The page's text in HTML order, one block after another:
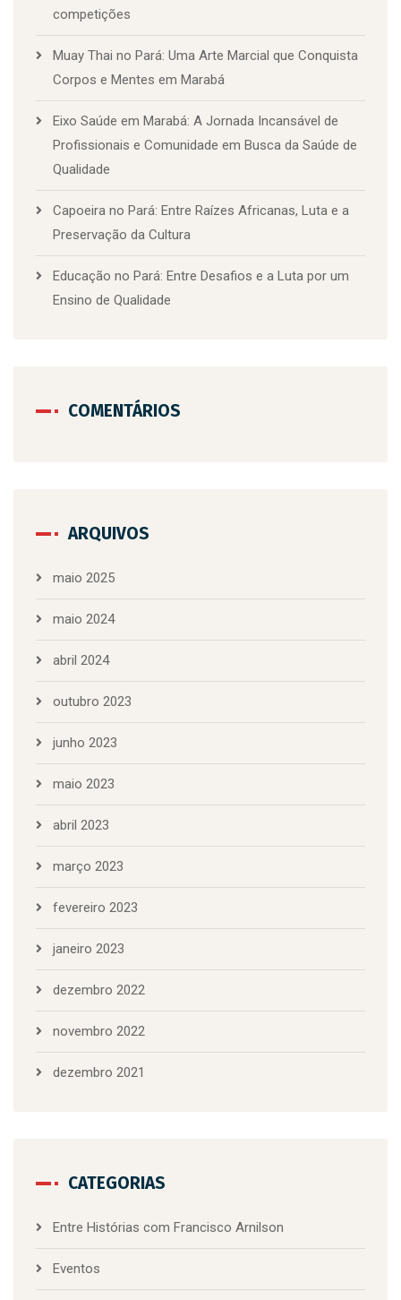
competições
Muay Thai no Pará: Uma Arte Marcial que Conquista
Corpos e Mentes em Marabá
Eixo Saúde em Marabá: A Jornada Incansável de
Profissionais e Comunidade em Busca da Saúde de
Qualidade
Capoeira no Pará: Entre Raízes Africanas, Luta e a
Preservação da Cultura
Educação no Pará: Entre Desafios e a Luta por um
Ensino de Qualidade
COMENTÁRIOS
ARQUIVOS
maio 2025
maio 2024
abril 2024
outubro 2023
junho 2023
maio 2023
abril 2023
março 2023
fevereiro 2023
janeiro 2023
dezembro 2022
novembro 2022
dezembro 2021
CATEGORIAS
Entre Histórias com Francisco Arnilson
Eventos